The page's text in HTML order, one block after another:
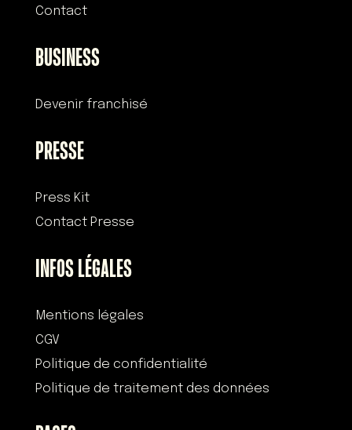
Contact
BUSINESS
Devenir franchisé
PRESSE
Press Kit
Contact Presse
INFOS LÉGALES
Mentions légales
CGV
Politique de confidentialité
Politique de traitement des données